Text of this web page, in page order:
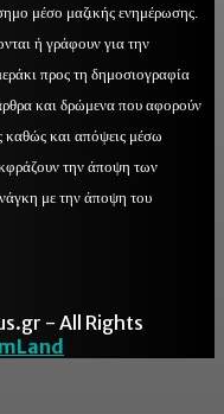
μέσο μαζικής ενημέρωσης.
ή γράφουν για την
προς τη δημοσιογραφία
και δρώμενα που αφορούν
καθώς και απόψεις μέσω
την άποψη των
με την άποψη του
- All Rights